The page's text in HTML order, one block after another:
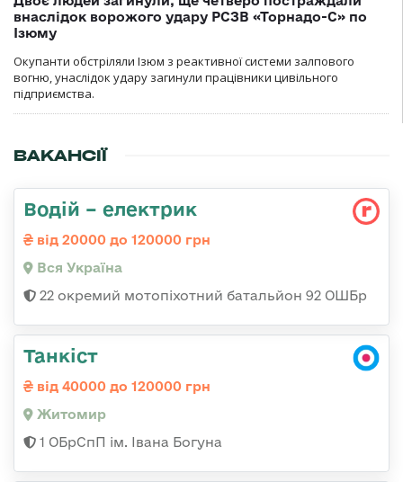
внаслідок ворожого удару РСЗВ «Торнадо-С» по
Ізюму
Окупанти обстріляли Ізюм з реактивної системи залпового
вогню, унаслідок удару загинули працівники цивільного
підприємства.
ВАКАНСІЇ
Водій – електрик
від 20000 до 120000 грн
Вся Україна
22 окремий мотопіхотний батальйон 92 ОШБр
Танкіст
від 40000 до 120000 грн
Житомир
1 ОБрСпП ім. Івана Богуна